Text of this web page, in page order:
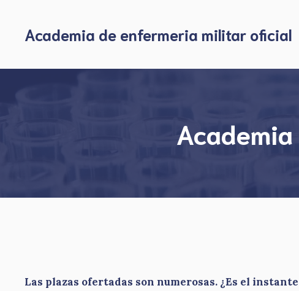
contentAcademia de enfermeria militar oficial
Las plazas ofertadas son numerosas. ¿Es el